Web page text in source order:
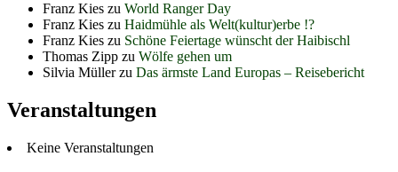
Franz Kies zu World Ranger Day
Franz Kies zu Haidmühle als Welt(kultur)erbe !?
Franz Kies zu Schöne Feiertage wünscht der Haibischl
Thomas Zipp zu Wölfe gehen um
Silvia Müllerzu Das ärmste Land Europas – Reisebericht
Veranstaltungen
Keine Veranstaltungen